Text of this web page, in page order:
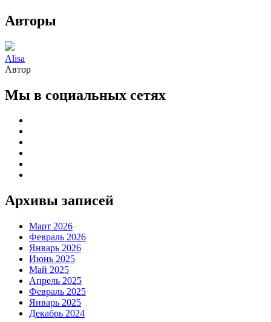
Авторы
Alisa
Автор
Мы в социальных сетях
Архивы записей
Март 2026
Февраль 2026
Январь 2026
Июнь 2025
Май 2025
Апрель 2025
Февраль 2025
Январь 2025
Декабрь 2024